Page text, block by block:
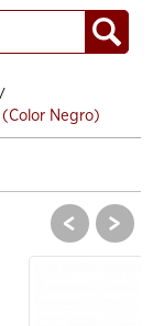
/
Negro)
< >